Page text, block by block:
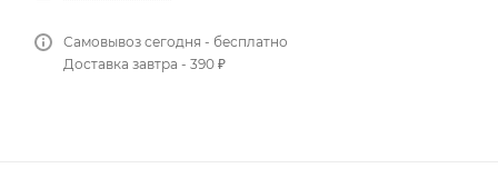
Самовывоз сегодня - бесплатно
Доставка завтра - 390 ₽